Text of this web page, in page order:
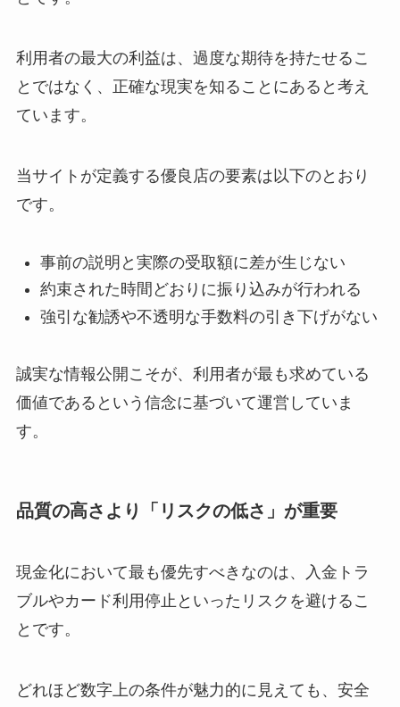
利用者の最大の利益は、過度な期待を持たせるこ
とではなく、正確な現実を知ることにあると考え
ています。
当サイトが定義する優良店の要素は以下のとおり
です。
事前の説明と実際の受取額に差が生じない
約束された時間どおりに振り込みが行われる
強引な勧誘や不透明な手数料の引き下げがない
誠実な情報公開こそが、利用者が最も求めている
価値であるという信念に基づいて運営していま
す。
品質の高さより「リスクの低さ」が重要
現金化において最も優先すべきなのは、入金トラ
ブルやカード利用停止といったリスクを避けるこ
とです。
どれほど数字上の条件が魅力的に見えても、安全